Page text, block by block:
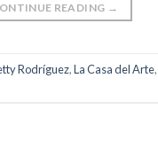
READING →
Rodríguez,La Casa del Arte,